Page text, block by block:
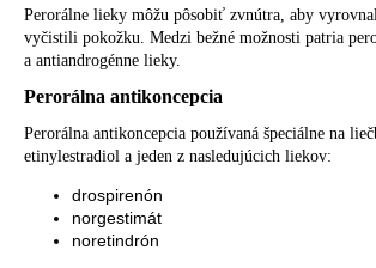
Perorálne lieky môžu pôsobiť zvnútra, aby
vyčistili pokožku. Medzi bežné možnosti patria
a antiandrogénne lieky.
Perorálna antikoncepcia
Perorálna antikoncepcia používaná špeciálne na
etinylestradiol a jeden z nasledujúcich liekov:
drospirenón
norgestimát
noretindrón